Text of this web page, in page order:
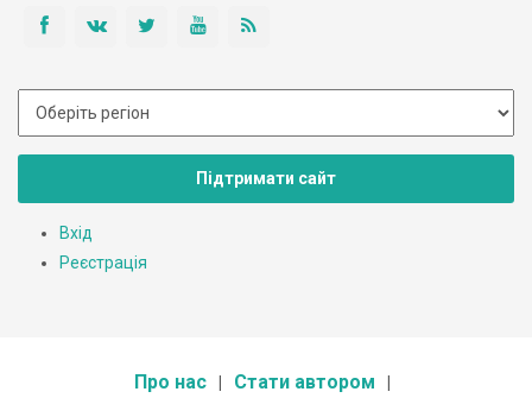
Підтримати сайт
Вхід
Реєстрація
Про нас Стати автором